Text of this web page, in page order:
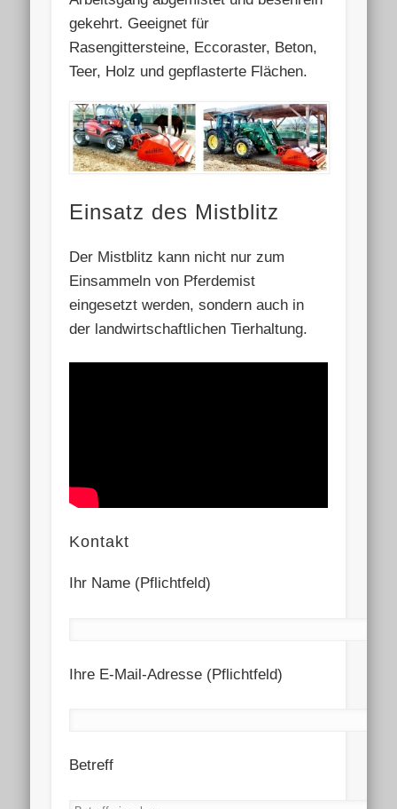
gekehrt. Geeignet für
Rasengittersteine, Eccoraster, Beton,
Teer, Holz und gepflasterte Flächen.
Einsatz des Mistblitz
Der Mistblitz kann nicht nur zum
Einsammeln von Pferdemist
eingesetzt werden, sondern auch in
der landwirtschaftlichen Tierhaltung.
Kontakt
Ihr Name (Pflichtfeld)
Ihre E-Mail-Adresse (Pflichtfeld)
Betreff